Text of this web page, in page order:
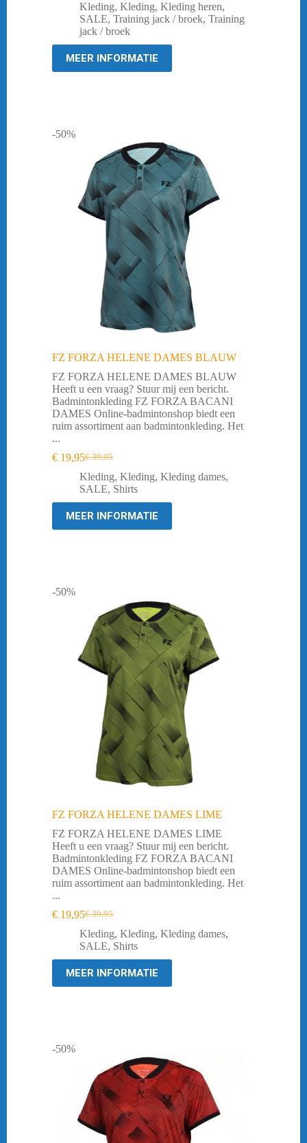
prijs
was:
€ 49,95.
prijs
is:
€ 14,95.
Kleding, Kleding, Kleding heren,
SALE, Training jack / broek, Training
jack / broek
MEER INFORMATIE
-50%
FZ FORZA HELENE DAMES BLAUW
FZ FORZA HELENE DAMES BLAUW
Heeft u een vraag? Stuur mij een bericht.
Badmintonkleding FZ FORZA BACANI
DAMES Online-badmintonshop biedt een
ruim assortiment aan badmintonkleding. Het
...
€39,95
Oorspronkelijke
prijs
was:
€ 19,95Huidige
prijs
is:
Kleding, Kleding, Kleding dames,
SALE, Shirts
MEER INFORMATIE
-50%
FZ FORZA HELENE DAMES LIME
FZ FORZA HELENE DAMES LIME
Heeft u een vraag? Stuur mij een bericht.
Badmintonkleding FZ FORZA BACANI
DAMES Online-badmintonshop biedt een
ruim assortiment aan badmintonkleding. Het
...
€39,95
Oorspronkelijke
prijs
was:
€ 19,95Huidige
prijs
is:
Kleding, Kleding, Kleding dames,
SALE, Shirts
MEER INFORMATIE
-50%